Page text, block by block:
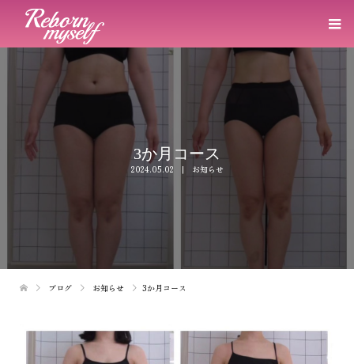
3か月コース
2024.05.02 お知らせ
ブログ お知らせ 3か月コース